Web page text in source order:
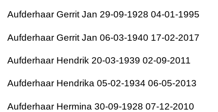
Aufderhaar Gerrit Jan 29-09-1928 04-01-1995
Aufderhaar Gerrit Jan 06-03-1940 17-02-2017
Aufderhaar Hendrik 20-03-1939 02-09-2011
Aufderhaar Hendrika 05-02-1934 06-05-2013
Aufderhaar Hermina 30-09-1928 07-12-2010